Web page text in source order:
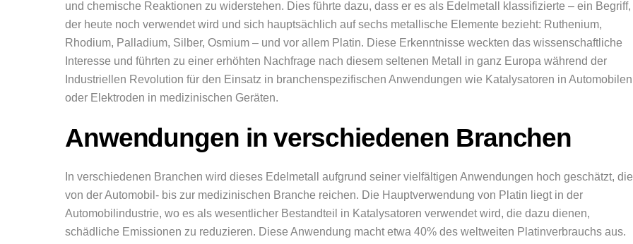
und chemische Reaktionen zu widerstehen. Dies führte dazu, dass er es als Edelmetall klassifizierte – ein Begriff,
der heute noch verwendet wird und sich hauptsächlich auf sechs metallische Elemente bezieht: Ruthenium,
Rhodium, Palladium, Silber, Osmium – und vor allem Platin. Diese Erkenntnisse weckten das wissenschaftliche
Interesse und führten zu einer erhöhten Nachfrage nach diesem seltenen Metall in ganz Europa während der
Industriellen Revolution für den Einsatz in branchenspezifischen Anwendungen wie Katalysatoren in Automobilen
oder Elektroden in medizinischen Geräten.
Anwendungen in verschiedenen Branchen
In verschiedenen Branchen wird dieses Edelmetall aufgrund seiner vielfältigen Anwendungen hoch geschätzt, die
von der Automobil- bis zur medizinischen Branche reichen. Die Hauptverwendung von Platin liegt in der
Automobilindustrie, wo es als wesentlicher Bestandteil in Katalysatoren verwendet wird, die dazu dienen,
schädliche Emissionen zu reduzieren. Diese Anwendung macht etwa 40% des weltweiten Platinverbrauchs aus.